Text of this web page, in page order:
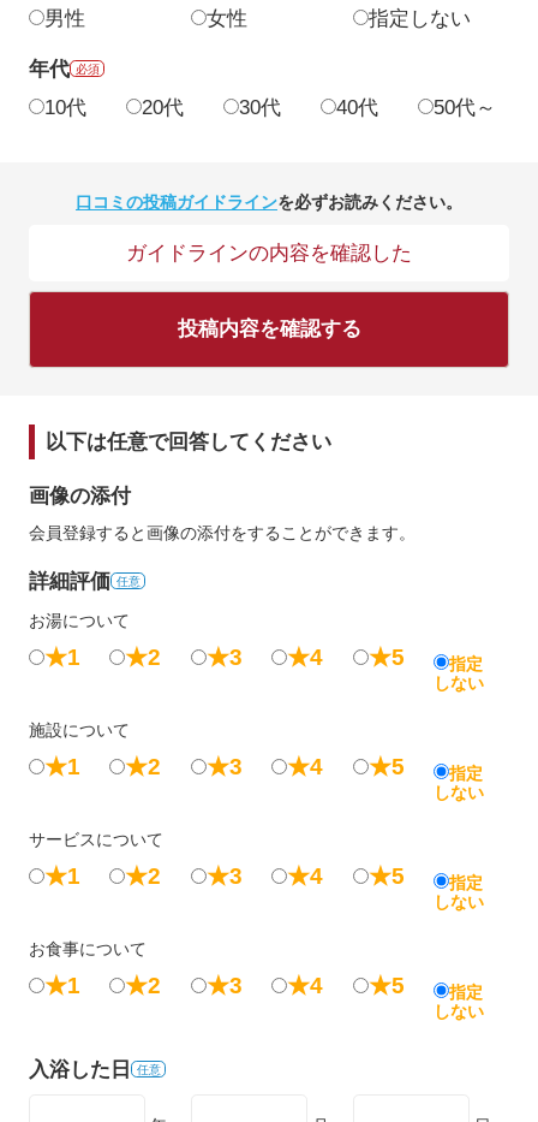
男性 女性 指定しない
年代 必須
10代 20代 30代 40代 50代～
口コミの投稿ガイドラインを必ずお読みください。
ガイドラインの内容を確認した
投稿内容を確認する
以下は任意で回答してください
画像の添付
会員登録すると画像の添付をすることができます。
詳細評価 任意
お湯について
★1 ★2 ★3 ★4 ★5
指定
しない
施設について
★1 ★2 ★3 ★4 ★5
指定
しない
サービスについて
★1 ★2 ★3 ★4 ★5
指定
しない
お食事について
★1 ★2 ★3 ★4 ★5
指定
しない
入浴した日 任意